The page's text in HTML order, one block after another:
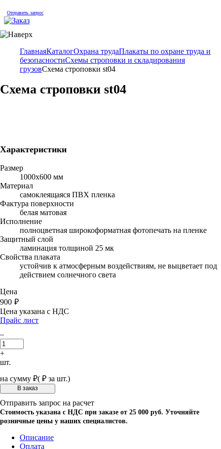
Отправить запрос
ГлавнаяКаталогОхрана трудаПлакаты по охране труда и
безопасностиСхемы строповки и складирования
грузовСхема строповки st04
Схема строповки st04
Характеристики
Размер
1000х600 мм
Материал
самоклеящаяся ПВХ пленка
Фактура поверхности
белая матовая
Исполнение
полноцветная широкоформатная фотопечать на пленке
Защитный слой
ламинация толщиной 25 мк
Свойства плаката
устойчив к атмосферным воздействиям, не выцветает под
действием солнечного света
Цена
900 ₽
Цена указана с НДС
Прайс лист
–
+
шт.
на сумму ₽( ₽ за шт.)
Отправить запрос на расчет
Стоимость указана с НДС при заказе от 25 000 руб. Уточняйте
розничные цены у наших специалистов.
Описание
Оплата